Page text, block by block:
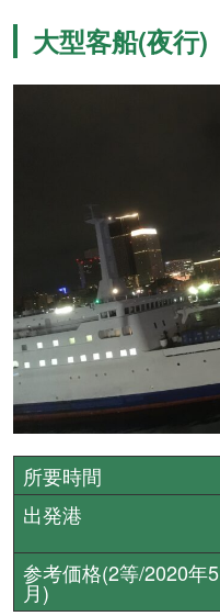
大型客船(夜行)
所要時間
出発港
参考価格(2等/2020年5
月)